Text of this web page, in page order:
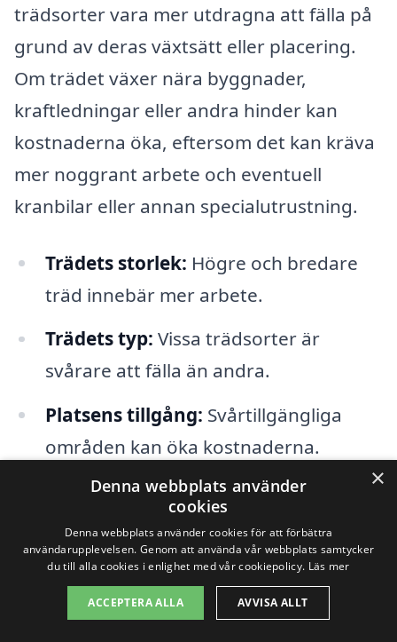
trädsorter vara mer utdragna att fälla på
grund av deras växtsätt eller placering.
Om trädet växer nära byggnader,
kraftledningar eller andra hinder kan
kostnaderna öka, eftersom det kan kräva
mer noggrant arbete och eventuell
kranbilar eller annan specialutrustning.
Trädets storlek: Högre och bredare
träd innebär mer arbete.
Trädets typ: Vissa trädsorter är
svårare att fälla än andra.
Platsens tillgång: Svårtillgängliga
områden kan öka kostnaderna.
Avfallshantering:Kostnader för
bortforsling av fällning.
Utrustning och teknik:Användning
av specialutrustning kan påverka
×
Denna webbplats använder
cookies
Denna webbplats använder cookies för att förbättra
användarupplevelsen. Genom att använda vår webbplats samtycker
du till alla cookies i enlighet med vår cookiepolicy. Läs mer
ACCEPTERA ALLA AVVISA ALLT